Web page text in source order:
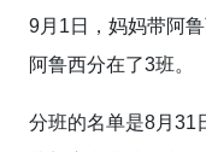
9月1日，妈妈带阿
阿鲁西分在了3班。
分班的名单是8月31